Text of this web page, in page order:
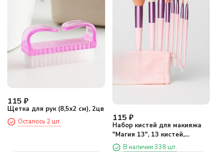
115 ₽
Щетка для рук (8,5х2 см), 2цв
Осталось 2 шт.
115 ₽
Набор кистей для макияжа
"Магия 13", 13 кистей,
розовый
В наличии 338 шт.